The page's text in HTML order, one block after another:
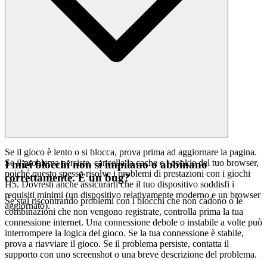
Se il gioco è lento o si blocca, prova prima ad aggiornare la pagina.
Se il problema persiste, cancella la cache e i cookie del tuo browser,
poiché questo spesso risolve i problemi di prestazioni con i giochi
H5. Dovresti anche assicurarti che il tuo dispositivo soddisfi i
requisiti minimi (un dispositivo relativamente moderno e un browser
aggiornato).
I miei blocchi non si impilano o abbinano
correttamente. È un bug?
Se stai riscontrando problemi con i blocchi che non cadono o le
combinazioni che non vengono registrate, controlla prima la tua
connessione internet. Una connessione debole o instabile a volte può
interrompere la logica del gioco. Se la tua connessione è stabile,
prova a riavviare il gioco. Se il problema persiste, contatta il
supporto con uno screenshot o una breve descrizione del problema.